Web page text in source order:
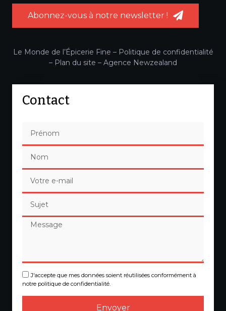
Abonnez-vous à notre newsletter !
Le Monde de l’Épicerie Fine – Politique de confidentialité
– Plan du site – Agence Newzealand
Contact
J'accepte que mes données soient réutilisées conformément à
notre politique de confidentialité.
Envoyer